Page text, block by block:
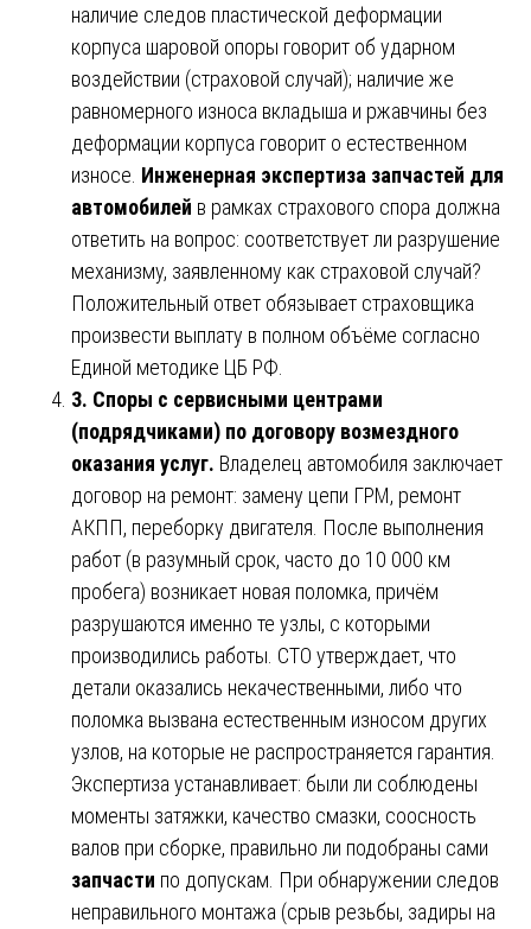
наличие следов пластической деформации
корпуса шаровой опоры говорит об ударном
воздействии (страховой случай); наличие же
равномерного износа вкладыша и ржавчины без
деформации корпуса говорит о естественном
износе. Инженерная экспертиза запчастей для
автомобилей в рамках страхового спора должна
ответить на вопрос: соответствует ли разрушение
механизму, заявленному как страховой случай?
Положительный ответ обязывает страховщика
произвести выплату в полном объёме согласно
Единой методике ЦБ РФ.
3. Споры с сервисными центрами
(подрядчиками) по договору возмездного
оказания услуг. Владелец автомобиля заключает
договор на ремонт: замену цепи ГРМ, ремонт
АКПП, переборку двигателя. После выполнения
работ (в разумный срок, часто до 10 000 км
пробега) возникает новая поломка, причём
разрушаются именно те узлы, с которыми
производились работы. СТО утверждает, что
детали оказались некачественными, либо что
поломка вызвана естественным износом других
узлов, на которые не распространяется гарантия.
Экспертиза устанавливает: были ли соблюдены
моменты затяжки, качество смазки, соосность
валов при сборке, правильно ли подобраны сами
запчасти по допускам. При обнаружении следов
неправильного монтажа (срыв резьбы, задиры на